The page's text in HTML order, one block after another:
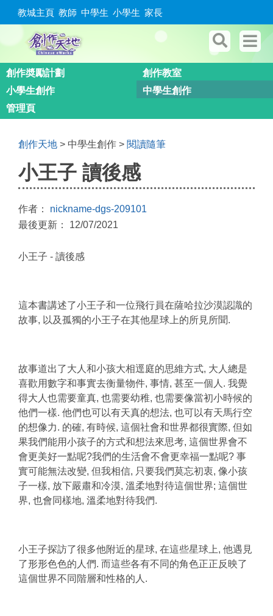
教城主頁 教師 中學生 小學生 家長
創作奬勵計劃
創作教室
小學生創作
中學生創作
管理頁
創作天地 > 中學生創作 > 閱讀隨筆
小王子 讀後感
作者： nickname-dgs-209101
最後更新： 12/07/2021
小王子 - 讀後感
這本書講述了小王子和一位飛行員在薩哈拉沙漠認識的
故事, 以及孤獨的小王子在其他星球上的所見所聞.
故事道出了大人和小孩大相逕庭的思維方式, 大人總是
喜歡用數字和事實去衡量物件, 事情, 甚至一個人. 我覺
得大人也需要童真, 也需要幼稚, 也需要像當初小時候的
他們一樣. 他們也可以有天真的想法, 也可以有天馬行空
的想像力. 的確, 有時候, 這個社會和世界都很實際, 但如
果我們能用小孩子的方式和想法來思考, 這個世界會不
會更美好一點呢?我們的生活會不會更幸福一點呢? 事
實可能無法改變, 但我相信, 只要我們莫忘初衷, 像小孩
子一樣, 放下嚴肅和冷漠, 溫柔地對待這個世界; 這個世
界, 也會同樣地, 溫柔地對待我們.
小王子探訪了很多他附近的星球, 在這些星球上, 他遇見
了形形色色的人們. 而這些各有不同的角色正正反映了
這個世界不同階層和性格的人.